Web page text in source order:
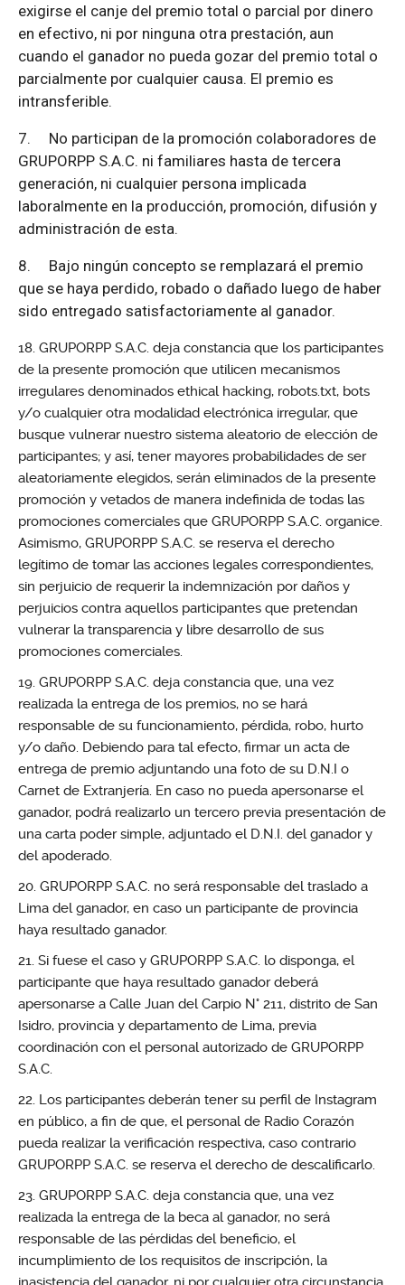
exigirse el canje del premio total o parcial por dinero
en efectivo, ni por ninguna otra prestación, aun
cuando el ganador no pueda gozar del premio total o
parcialmente por cualquier causa. El premio es
intransferible.
7. No participan de la promoción colaboradores de
GRUPORPP S.A.C. ni familiares hasta de tercera
generación, ni cualquier persona implicada
laboralmente en la producción, promoción, difusión y
administración de esta.
8. Bajo ningún concepto se remplazará el premio
que se haya perdido, robado o dañado luego de haber
sido entregado satisfactoriamente al ganador.
GRUPORPP S.A.C. deja constancia que los participantes
de la presente promoción que utilicen mecanismos
irregulares denominados ethical hacking, robots.txt, bots
y/o cualquier otra modalidad electrónica irregular, que
busque vulnerar nuestro sistema aleatorio de elección de
participantes; y así, tener mayores probabilidades de ser
aleatoriamente elegidos, serán eliminados de la presente
promoción y vetados de manera indefinida de todas las
promociones comerciales que GRUPORPP S.A.C. organice.
Asimismo, GRUPORPP S.A.C. se reserva el derecho
legítimo de tomar las acciones legales correspondientes,
sin perjuicio de requerir la indemnización por daños y
perjuicios contra aquellos participantes que pretendan
vulnerar la transparencia y libre desarrollo de sus
promociones comerciales.
GRUPORPP S.A.C. deja constancia que, una vez
realizada la entrega de los premios, no se hará
responsable de su funcionamiento, pérdida, robo, hurto
y/o daño. Debiendo para tal efecto, firmar un acta de
entrega de premio adjuntando una foto de su D.N.I o
Carnet de Extranjería. En caso no pueda apersonarse el
ganador, podrá realizarlo un tercero previa presentación de
una carta poder simple, adjuntado el D.N.I. del ganador y
del apoderado.
GRUPORPP S.A.C. no será responsable del traslado a
Lima del ganador, en caso un participante de provincia
haya resultado ganador.
Si fuese el caso y GRUPORPP S.A.C. lo disponga, el
participante que haya resultado ganador deberá
apersonarse a Calle Juan del Carpio N° 211, distrito de San
Isidro, provincia y departamento de Lima, previa
coordinación con el personal autorizado de GRUPORPP
S.A.C.
Los participantes deberán tener su perfil de Instagram
en público, a fin de que, el personal de Radio Corazón
pueda realizar la verificación respectiva, caso contrario
GRUPORPP S.A.C. se reserva el derecho de descalificarlo.
GRUPORPP S.A.C. deja constancia que, una vez
realizada la entrega de la beca al ganador, no será
responsable de las pérdidas del beneficio, el
incumplimiento de los requisitos de inscripción, la